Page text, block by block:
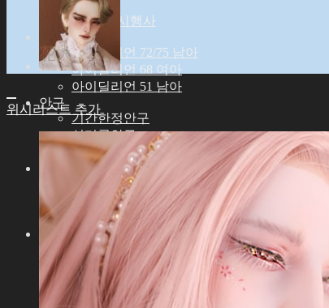
Event
전시행사
파츠
아이딜리언 72/75 남아
아이딜리언 68 여아
아이딜리언 51 남아
안구
기간한정안구
실리콘안구
레진안구
9-10인치 (ID72/75M)
8-9인치 (ID68F)
6-7인치 (ID51M)
아이딜리언 75 남아
아이딜리언 72 남아
아이딜리언 68 여아
아이딜리언 51 남아
위시리스트 추가